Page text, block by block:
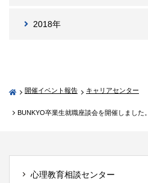
2018年
開催イベント報告 キャリアセンター
BUNKYO卒業生就職座談会を開催しました。
心理教育相談センター